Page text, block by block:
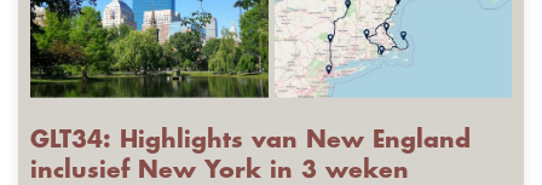
GLT34: Highlights van New England
inclusief New York in 3 weken